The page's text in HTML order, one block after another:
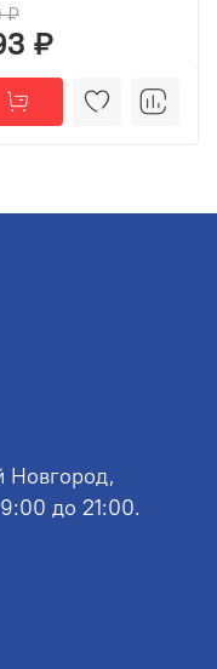
₽
₽
Новгород,
до 21:00.